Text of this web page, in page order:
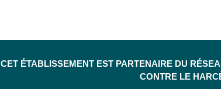
CET ÉTABLISSEMENT EST PARTENAIRE DU
CONTRE LE